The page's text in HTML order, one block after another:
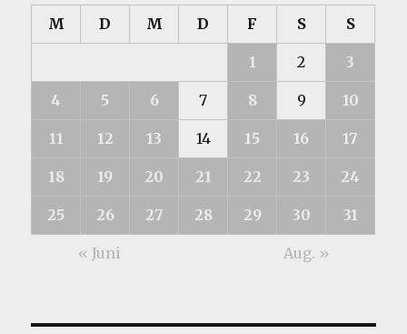
M D M D F S S
1 2 3
4 5 6 7 8 9 10
11 12 13 14 15 16 17
18 19 20 21 22 23 24
25 26 27 28 29 30 31
« Juni Aug. »